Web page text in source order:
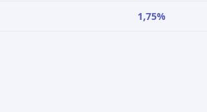
1,75%